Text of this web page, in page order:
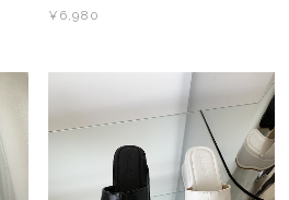
¥6,980